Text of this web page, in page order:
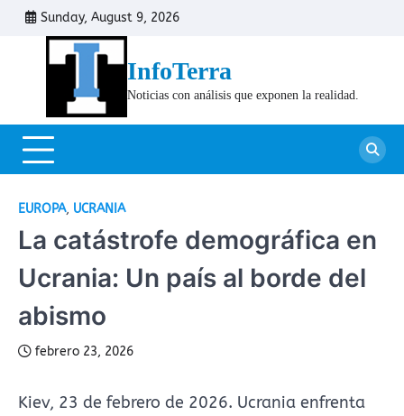
Skip
content
Sunday, August 9, 2026
InfoTerra
Noticias con análisis que exponen la realidad.
EUROPA, UCRANIA
La catástrofe demográfica en
Ucrania: Un país al borde del
abismo
febrero 23, 2026
Kiev, 23 de febrero de 2026. Ucrania enfrenta